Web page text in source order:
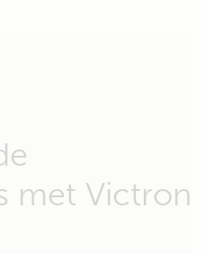
met Victron